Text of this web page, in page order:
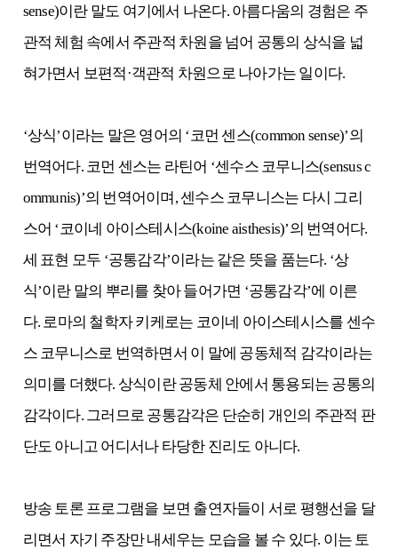
sense)이란 말도 여기에서 나온다. 아름다움의 경험은 주
관적 체험 속에서 주관적 차원을 넘어 공통의 상식을 넓
혀가면서 보편적·객관적 차원으로 나아가는 일이다.
‘상식’이라는 말은 영어의 ‘코먼 센스(common sense)’의
번역어다. 코먼 센스는 라틴어 ‘센수스 코무니스(sensus c
ommunis)’의 번역어이며, 센수스 코무니스는 다시 그리
스어 ‘코이네 아이스테시스(koine aisthesis)’의 번역어다.
세 표현 모두 ‘공통감각’이라는 같은 뜻을 품는다. ‘상
식’이란 말의 뿌리를 찾아 들어가면 ‘공통감각’에 이른
다. 로마의 철학자 키케로는 코이네 아이스테시스를 센수
스 코무니스로 번역하면서 이 말에 공동체적 감각이라는
의미를 더했다. 상식이란 공동체 안에서 통용되는 공통의
감각이다. 그러므로 공통감각은 단순히 개인의 주관적 판
단도 아니고 어디서나 타당한 진리도 아니다.
방송 토론 프로그램을 보면 출연자들이 서로 평행선을 달
리면서 자기 주장만 내세우는 모습을 볼 수 있다. 이는 토